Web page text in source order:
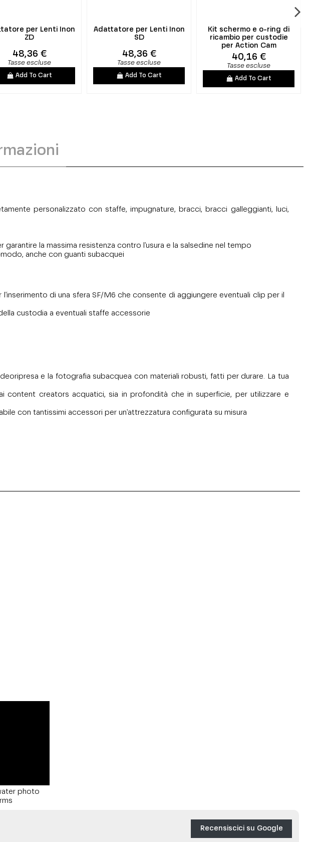
per Lenti Inon
ZD
48,36 €
Tasse escluse
Add To Cart
Adattatore per Lenti Inon
SD
48,36 €
Tasse escluse
Add To Cart
Kit schermo e o-ring di
ricambio per custodie
per Action Cam
40,16 €
Tasse escluse
Add To Cart
personalizzato con staffe, impugnature, bracci, bracci galleggianti, luci,
la massima resistenza contro l'usura e la salsedine nel tempo
anche con guanti subacquei
di una sfera SF/M6 che consente di aggiungere eventuali clip per il
custodia a eventuali staffe accessorie
e la fotografia subacquea con materiali robusti, fatti per durare. La tua
content creators acquatici, sia in profondità che in superficie, per utilizzare e
con tantissimi accessori per un'attrezzatura configurata su misura
photo
Recensiscici su Google